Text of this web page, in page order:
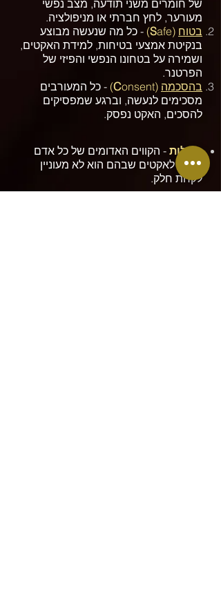
של חומרים משני תודעה, מצב נפשי
מעורער, לחץ חברתי או מניפולציה.​​
בטוח (
Safe)
- כל מה שנעשה מבוצע
בנקיטת אמצעי בטיחות, למידת האקטים,
ושמירה על בטחונו הנפשי והפיזי של
הפרטנר.​
בהסכמה (
Consent)
- כל המעורבים
מסכימים לנעשה, וברגע שמפסיקים
להסכים, האקט נפסק.​
גבולות - הקווים האדומים של כל אדם
בנוגע לאקטים שבהם הוא לא מעוניין
לקחת חלק.